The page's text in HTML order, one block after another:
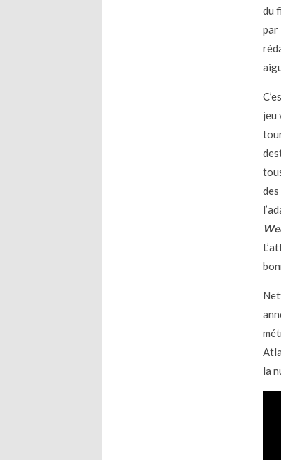
du
par
jeu
la